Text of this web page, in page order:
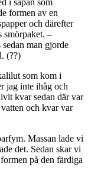
formen av en
och därefter
smörpaket. –
man gjorde
(??)
som kom i
jag inte ihåg och
kvar sedan där var
och kvar var
Massan lade vi
det. Sedan skar vi
på den färdiga